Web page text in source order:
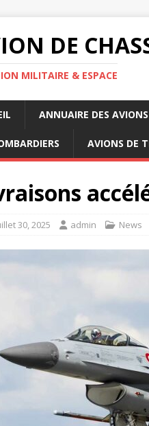
DE
MILITAIRE & ESPACE
ANNUAIRE DES
AVIONS DE
30, 2025 admin News